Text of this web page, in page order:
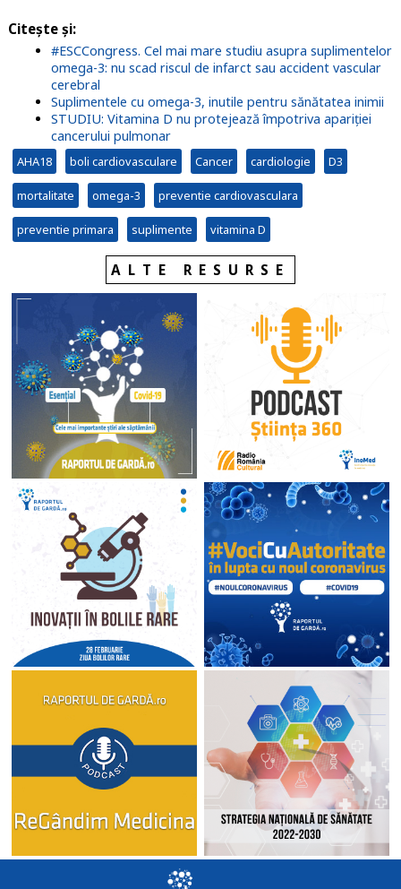
Citește și:
#ESCCongress. Cel mai mare studiu asupra suplimentelor
omega-3: nu scad riscul de infarct sau accident vascular
cerebral
Suplimentele cu omega-3, inutile pentru sănătatea inimii
STUDIU: Vitamina D nu protejează împotriva apariției
cancerului pulmonar
AHA18 boli cardiovasculare Cancer cardiologie D3
mortalitate omega-3 preventie cardiovasculara
preventie primara suplimente vitamina D
ALTE RESURSE